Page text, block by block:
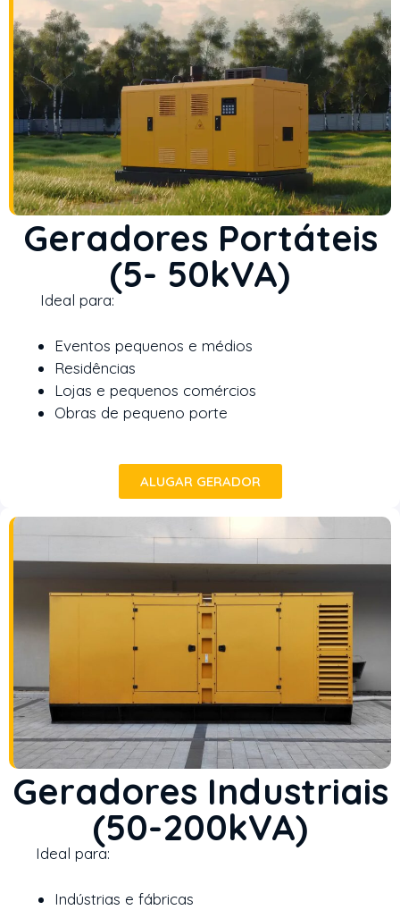
Geradores Portáteis
(5- 50kVA)
Ideal para:
Eventos pequenos e médios
Residências
Lojas e pequenos comércios
Obras de pequeno porte
ALUGAR GERADOR
Geradores Industriais
(50-200kVA)
Ideal para:
Indústrias e fábricas